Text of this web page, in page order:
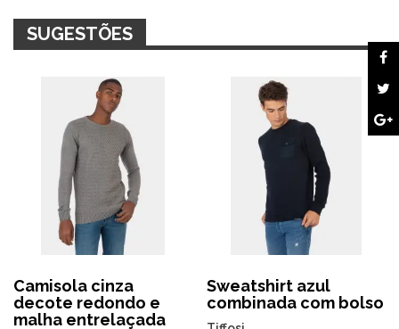
SUGESTÕES
Camisola cinza
decote redondo e
malha entrelaçada
Sweatshirt azul
combinada com bolso